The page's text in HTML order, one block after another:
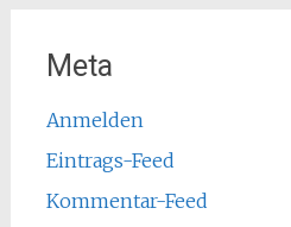
Meta
Anmelden
Eintrags-Feed
Kommentar-Feed